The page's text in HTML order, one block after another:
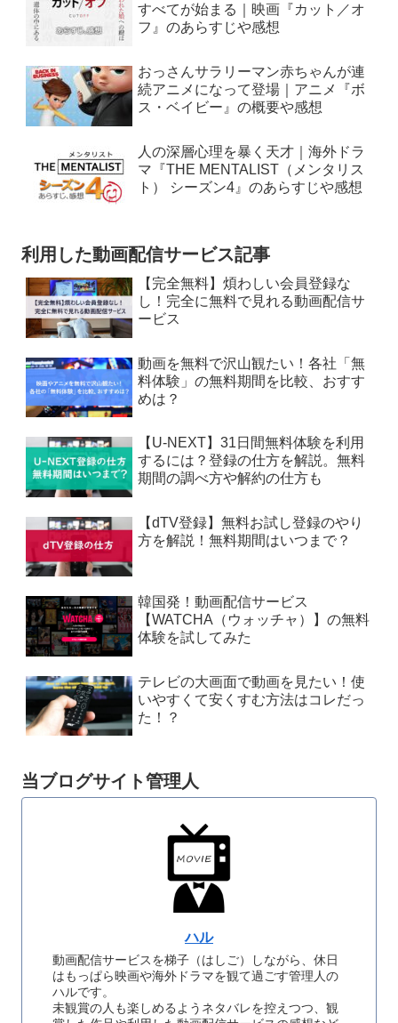
すべてが始まる｜映画『カット／オ
フ』のあらすじや感想
おっさんサラリーマン赤ちゃんが連
続アニメになって登場｜アニメ『ボ
ス・ベイビー』の概要や感想
人の深層心理を暴く天才｜海外ドラ
マ『THE MENTALIST（メンタリス
ト） シーズン4』のあらすじや感想
利用した動画配信サービス記事
【完全無料】煩わしい会員登録な
し！完全に無料で見れる動画配信サ
ービス
動画を無料で沢山観たい！各社「無
料体験」の無料期間を比較、おすす
めは？
【U-NEXT】31日間無料体験を利用
するには？登録の仕方を解説。無料
期間の調べ方や解約の仕方も
【dTV登録】無料お試し登録のやり
方を解説！無料期間はいつまで？
韓国発！動画配信サービス
【WATCHA（ウォッチャ）】の無料
体験を試してみた
テレビの大画面で動画を見たい！使
いやすくて安くすむ方法はコレだっ
た！？
当ブログサイト管理人
ハル
動画配信サービスを梯子（はしご）しながら、休日
はもっぱら映画や海外ドラマを観て過ごす管理人の
ハルです。
未観賞の人も楽しめるようネタバレを控えつつ、観